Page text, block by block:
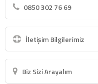
0850 302 76 69
İletişim Bilgilerimiz
Biz Sizi Arayalım